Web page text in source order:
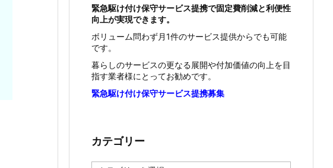
緊急駆け付け保守サービス提携で固定費削減と利便性
向上が実現できます。
ボリューム問わず月1件のサービス提供からでも可能
です。
暮らしのサービスの更なる展開や付加価値の向上を目
指す業者様にとってお勧めです。
緊急駆け付け保守サービス提携募集
カテゴリー